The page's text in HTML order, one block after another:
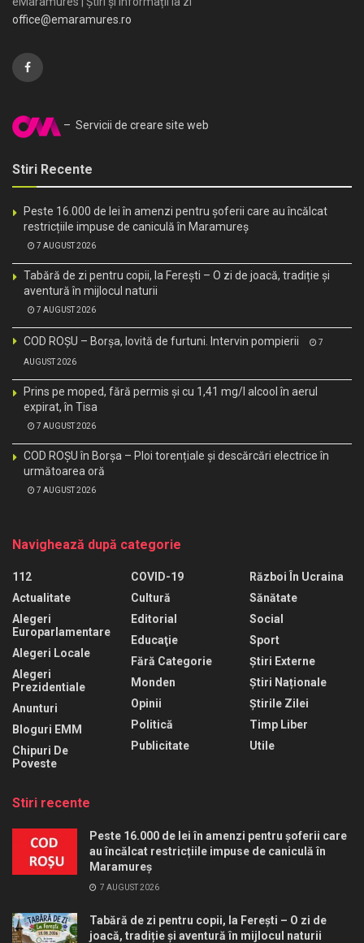
office@emaramures.ro
– Servicii de creare site web
Stiri Recente
Peste 16.000 de lei în amenzi pentru șoferii care au încălcat
restricțiile impuse de caniculă în Maramureș
7 AUGUST 2026
Tabără de zi pentru copii, la Ferești – O zi de joacă, tradiție și
aventură în mijlocul naturii
7 AUGUST 2026
COD ROȘU – Borșa, lovită de furtuni. Intervin pompierii 7
AUGUST 2026
Prins pe moped, fără permis și cu 1,41 mg/l alcool în aerul
expirat, în Tisa
7 AUGUST 2026
COD ROȘU în Borșa – Ploi torențiale și descărcări electrice în
următoarea oră
7 AUGUST 2026
Navighează după categorie
112
Actualitate
Alegeri
Europarlamentare
Alegeri Locale
Alegeri
Prezidentiale
Anunturi
Bloguri EMM
Chipuri De
Poveste
COVID-19
Cultură
Editorial
Educaţie
Fără Categorie
Monden
Opinii
Politică
Publicitate
Război În Ucraina
Sănătate
Social
Sport
Știri Externe
Știri Naționale
Știrile Zilei
Timp Liber
Utile
Stiri recente
Peste 16.000 de lei în amenzi pentru șoferii care
au încălcat restricțiile impuse de caniculă în
Maramureș
7 AUGUST 2026
Tabără de zi pentru copii, la Ferești – O zi de
joacă, tradiție și aventură în mijlocul naturii